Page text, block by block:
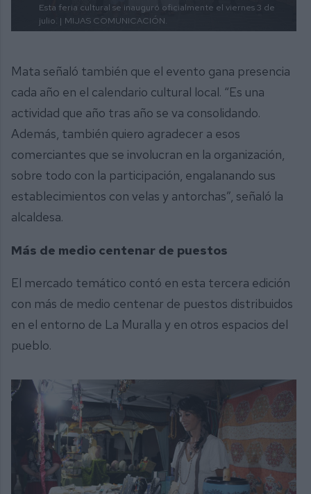
Esta feria cultural se inauguró oficialmente el viernes 3 de
julio. | MIJAS COMUNICACIÓN.
Mata señaló también que el evento gana presencia
cada año en el calendario cultural local. “Es una
actividad que año tras año se va consolidando.
Además, también quiero agradecer a esos
comerciantes que se involucran en la organización,
sobre todo con la participación, engalanando sus
establecimientos con velas y antorchas”, señaló la
alcaldesa.
Más de medio centenar de puestos
El mercado temático contó en esta tercera edición
con más de medio centenar de puestos distribuidos
en el entorno de La Muralla y en otros espacios del
pueblo.